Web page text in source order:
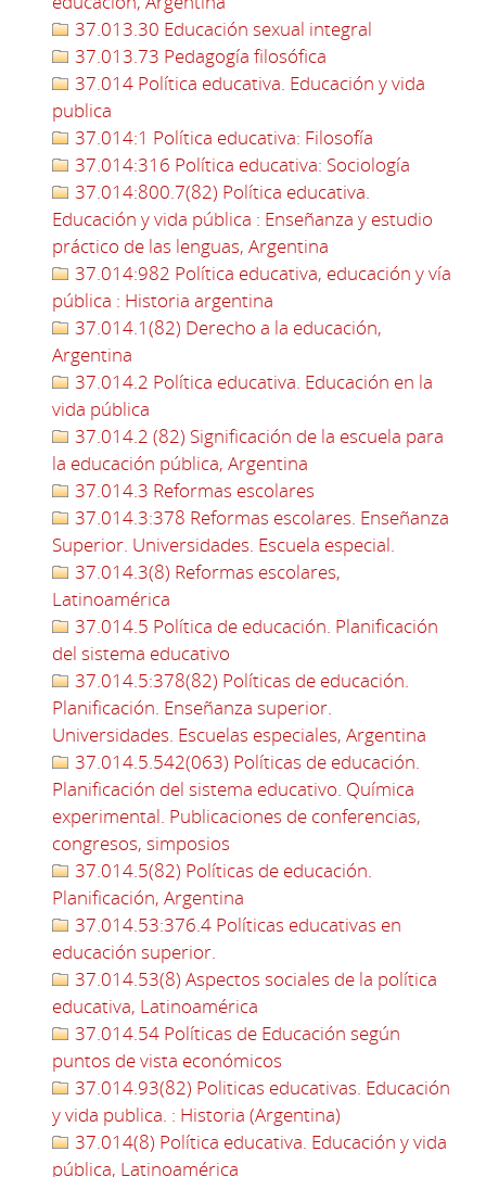
37.013.30 Educación sexual integral
37.013.73 Pedagogía filosófica
37.014 Política educativa. Educación y vida
publica
37.014:1 Política educativa: Filosofía
37.014:316 Política educativa: Sociología
37.014:800.7(82) Política educativa.
Educación y vida pública : Enseñanza y estudio
práctico de las lenguas, Argentina
37.014:982 Política educativa, educación y vía
pública : Historia argentina
37.014.1(82) Derecho a la educación,
Argentina
37.014.2 Política educativa. Educación en la
vida pública
37.014.2 (82) Significación de la escuela para
la educación pública, Argentina
37.014.3 Reformas escolares
37.014.3:378 Reformas escolares. Enseñanza
Superior. Universidades. Escuela especial.
37.014.3(8) Reformas escolares,
Latinoamérica
37.014.5 Política de educación. Planificación
del sistema educativo
37.014.5:378(82) Políticas de educación.
Planificación. Enseñanza superior.
Universidades. Escuelas especiales, Argentina
37.014.5.542(063) Políticas de educación.
Planificación del sistema educativo. Química
experimental. Publicaciones de conferencias,
congresos, simposios
37.014.5(82) Políticas de educación.
Planificación, Argentina
37.014.53:376.4 Políticas educativas en
educación superior.
37.014.53(8) Aspectos sociales de la política
educativa, Latinoamérica
37.014.54 Políticas de Educación según
puntos de vista económicos
37.014.93(82) Politicas educativas. Educación
y vida publica. : Historia (Argentina)
37.014(8) Política educativa. Educación y vida
pública, Latinoamérica